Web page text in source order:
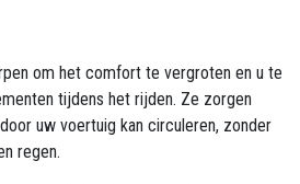
om het comfort te vergroten en u te
tijdens het rijden. Ze zorgen
uw voertuig kan circuleren, zonder
regen.